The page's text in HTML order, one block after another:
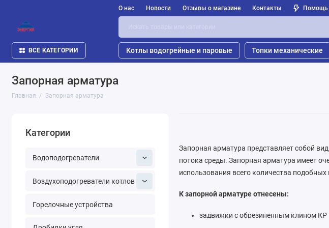
О нас Новости Отзывы о магазине Контакты Помощь
ВСЕ КАТЕГОРИИ Котлы водогрейные и паровые Топки механические
Запорная арматура
Главная Запорная арматура
Категории
Водоподогреватели
Воздухоподогреватели котлов
Горелочные устройства
Запорная арматура представляет собой
потока среды. Запорная арматура имеет
использования всего количества подобных
К запорной арматуре отнесены:
задвижки с обрезиненным клином КР